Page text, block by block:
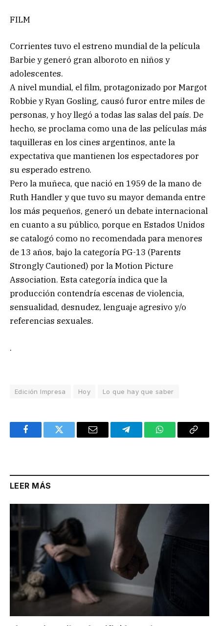
FILM
Corrientes tuvo el estreno mundial de la película
Barbie y generó gran alboroto en niños y
adolescentes.
A nivel mundial, el film, protagonizado por Margot
Robbie y Ryan Gosling, causó furor entre miles de
personas, y hoy llegó a todas las salas del país. De
hecho, se proclama como una de las películas más
taquilleras en los cines argentinos, ante la
expectativa que mantienen los espectadores por
su esperado estreno.
Pero la muñeca, que nació en 1959 de la mano de
Ruth Handler y que tuvo su mayor demanda entre
los más pequeños, generó un debate internacional
en cuanto a su público, porque en Estados Unidos
se catalogó como no recomendada para menores
de 13 años, bajo la categoría PG-13 (Parents
Strongly Cautioned) por la Motion Picture
Association. Esta categoría indica que la
producción contendría escenas de violencia,
sensualidad, desnudez, lenguaje agresivo y/o
referencias sexuales.
.
Edición Impresa Hoy Lo que hay que saber
FacebookTwitter Email TelegramWhatsAppCopy
LEER MÁS